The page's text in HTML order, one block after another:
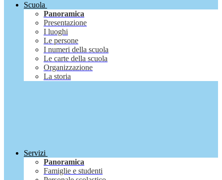
Scuola
Panoramica
Presentazione
I luoghi
Le persone
I numeri della scuola
Le carte della scuola
Organizzazione
La storia
Servizi
Panoramica
Famiglie e studenti